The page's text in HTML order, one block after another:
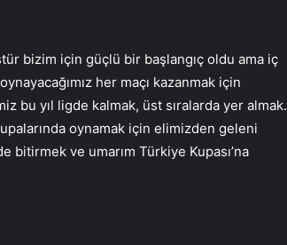
bizim için güçlü bir başlangıç ​​oldu ama iç
her maçı kazanmak için
bu yıl ligde kalmak, üst sıralarda yer almak.
oynamak için elimizden geleni
ve umarım Türkiye Kupası’na